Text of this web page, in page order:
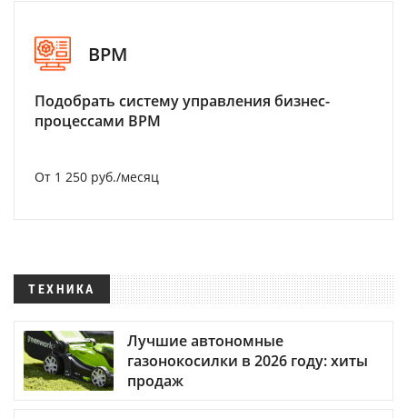
BPM
Подобрать систему управления бизнес-
процессами BPM
От 1 250 руб./месяц
ТЕХНИКА
Лучшие автономные
газонокосилки в 2026 году: хиты
продаж